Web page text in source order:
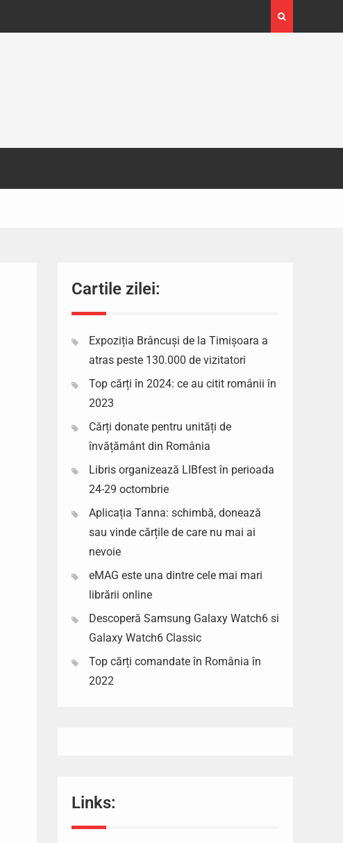
Expoziția Brâncuși de la Timișoara a atras peste
130.000 de vizitatori
Cartile zilei:
Expoziția Brâncuși de la Timișoara a
atras peste 130.000 de vizitatori
Top cărți în 2024: ce au citit românii în
2023
Cărți donate pentru unități de
învățământ din România
Libris organizează LIBfest în perioada
24-29 octombrie
Aplicația Tanna: schimbă, donează
sau vinde cărțile de care nu mai ai
nevoie
eMAG este una dintre cele mai mari
librării online
Descoperă Samsung Galaxy Watch6 si
Galaxy Watch6 Classic
Top cărți comandate în România în
2022
Links: